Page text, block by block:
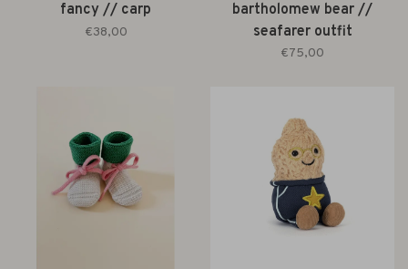
fancy // carp
€38,00
bartholomew bear //
seafarer outfit
€75,00